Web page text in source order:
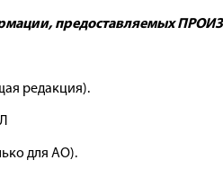
предоставляемых
редакция).
для АО).